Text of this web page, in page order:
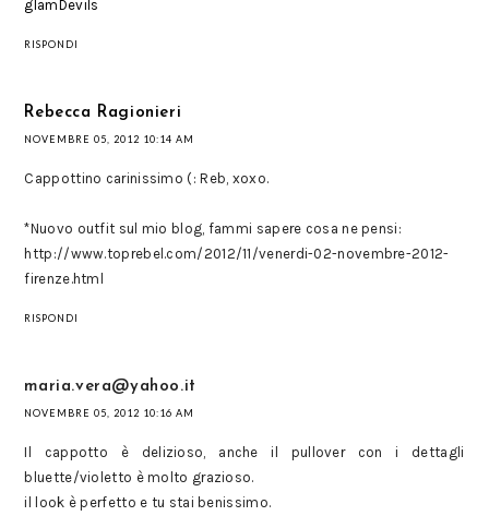
glamDevils
RISPONDI
Rebecca Ragionieri
NOVEMBRE 05, 2012 10:14 AM
Cappottino carinissimo (: Reb, xoxo.
*Nuovo outfit sul mio blog, fammi sapere cosa ne pensi:
http://www.toprebel.com/2012/11/venerdi-02-novembre-2012-
firenze.html
RISPONDI
maria.vera@yahoo.it
NOVEMBRE 05, 2012 10:16 AM
Il cappotto è delizioso, anche il pullover con i dettagli
bluette/violetto è molto grazioso.
il look è perfetto e tu stai benissimo.